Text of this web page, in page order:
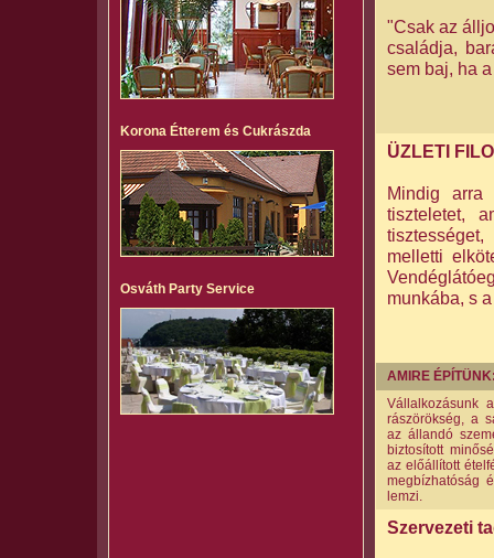
Korona Étterem és Cukrászda
Osváth Party Service
"Csak az
családja,
sem baj, ha
ÜZLETI
Mindig arra
tiszteletet,
melletti
munkába, s
AMIRE
Vállalkozásunk
rászörökség, a
az állandó
biztosított
az előállított
megbízhatóság
lemzi.
Szervezeti